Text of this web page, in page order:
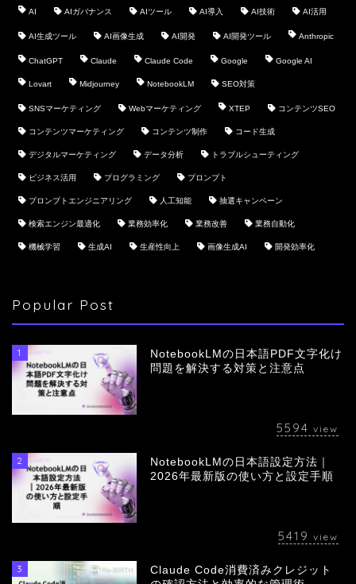
AI AIガバナンス AIツール AI導入 AI技術 AI活用
AI生成ツール AI画像生成 AI開発 AI開発ツール Anthropic
ChatGPT Claude Claude Code Google Google AI
Lovart Midjourney NotebookLM SEO対策
SNSマーケティング Webマーケティング XTEP コンテンツSEO
コンテンツマーケティング コンテンツ制作 コード生成
デジタルマーケティング データ分析 トラブルシューティング
ビジネス活用 プログラミング プロンプト
プロンプトエンジニアリング 人工知能 抽選キャンペーン
検索エンジン最適化 業務効率化 業務改善 業務自動化
機械学習 生成AI 生産性向上 画像生成AI 開発効率化
Popular Post
1
NotebookLMの日本語PDF文字化け
問題を解決する対策と注意点
5594 view
2
NotebookLMの日本語設定方法｜
2026年最新版の使い方と設定手順
5419 view
3
Claude Code消費済みクレジット
会社概要
採用情報